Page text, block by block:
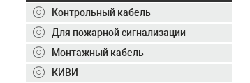
ОКЛ
Вакансии
Контакты
Контрольный кабель
Для пожарной сигнализации
Монтажный кабель
КИВИ